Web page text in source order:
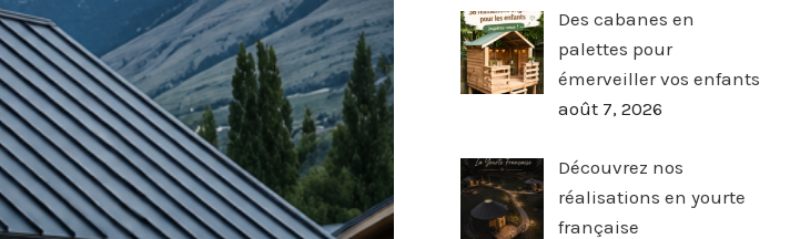
Des cabanes en
palettes pour
émerveiller vos enfants
août 7, 2026
Découvrez nos
réalisations en yourte
française